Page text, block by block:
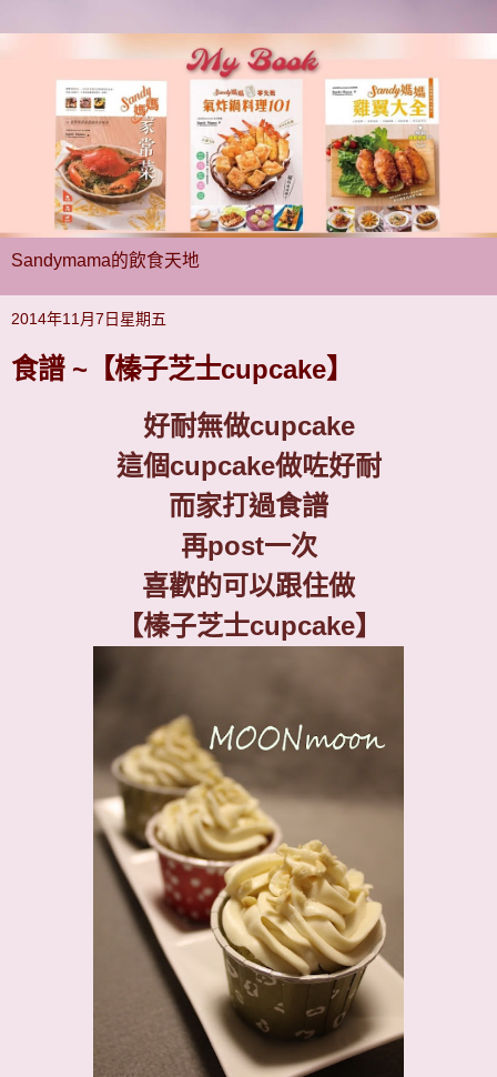
Sandymama的飲食天地
2014年11月7日星期五
食譜 ~【榛子芝士cupcake】
好耐無做cupcake
這個cupcake做咗好耐
而家打過食譜
再post一次
喜歡的可以跟住做
【榛子芝士cupcake】